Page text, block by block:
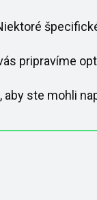
pripravíme
ste mohli